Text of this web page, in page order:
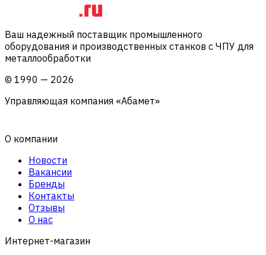
Ваш надежный поставщик промышленного
оборудования и производственных станков с ЧПУ для
металлообработки
© 1990 — 2026
Управляющая компания «Абамет»
О компании
Новости
Вакансии
Бренды
Контакты
Отзывы
О нас
Интернет-магазин